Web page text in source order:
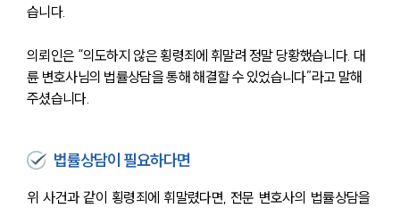
습니다.
의뢰인은 “의도하지 않은 횡령죄에 휘말려 정말 당황했습니다. 대
륜 변호사님의 법률상담을 통해 해결할 수 있었습니다”라고 말해
주셨습니다.
법률상담이 필요하다면
위 사건과 같이 횡령죄에 휘말렸다면, 전문 변호사의 법률상담을